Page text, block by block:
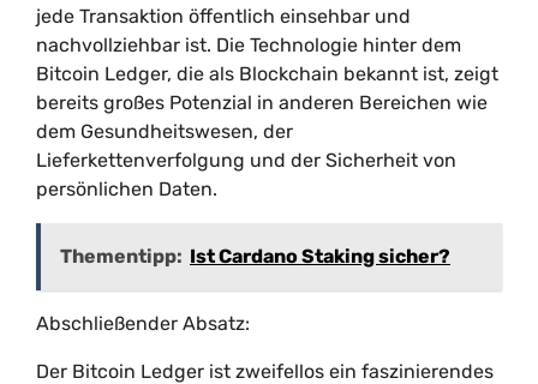
jede Transaktion öffentlich einsehbar und
nachvollziehbar ist. Die Technologie hinter dem
Bitcoin Ledger, die als Blockchain bekannt ist, zeigt
bereits großes Potenzial in anderen Bereichen wie
dem Gesundheitswesen, der
Lieferkettenverfolgung und der Sicherheit von
persönlichen Daten.
Thementipp: Ist Cardano Staking sicher?
Abschließender Absatz:
Der Bitcoin Ledger ist zweifellos ein faszinierendes